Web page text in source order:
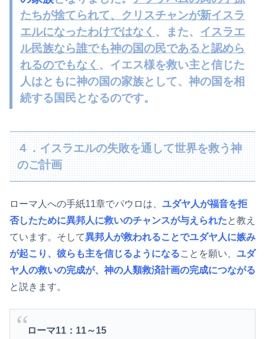
たちが捨てられて、クリスチャンが新イスラ
エルになったわけではなく 、また、 イスラエ
ル民族なら誰でも神の国の民であると認めら
れるのでもなく 、 イエス様を救い主と信じた
人はともに神の国の家族として、神の国を相
続する国民となるのです。
４．イスラエルの失敗を通して世界を救う神
のご計画
ローマ人への手紙11章でパウロは、 ユダヤ人が福音を拒
否したために異邦人に救いのチャンスが与えられたと教え
ています。そして異邦人が救われることでユダヤ人に嫉み
が起こり、彼らも主を信じるようになることを願い、 ユダ
ヤ人の救いの完成が、神の人類救済計画の完成につながる
と説きます。
ローマ11：11～15